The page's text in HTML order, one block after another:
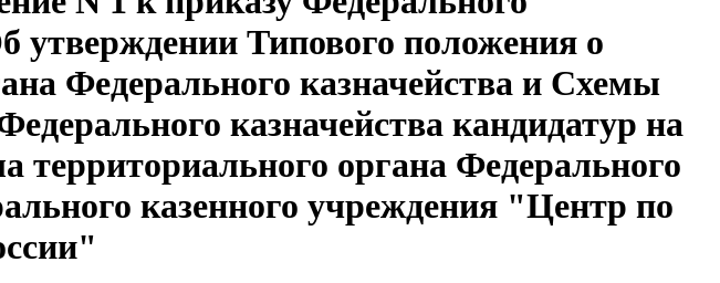
утверждении Типового положения о
Федерального казначейства и Схемы
казначейства кандидатур на
территориального органа Федерального
казенного учреждения "Центр по